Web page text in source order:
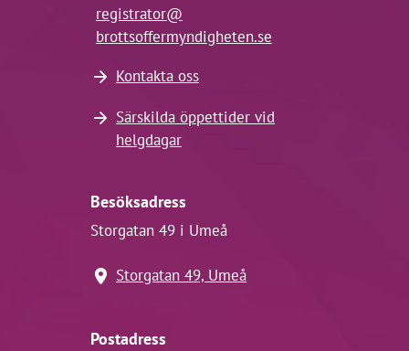
registrator@
brottsoffermyndigheten.se
Kontakta oss
Särskilda öppettider vid
helgdagar
Besöksadress
Storgatan 49 i Umeå
Storgatan 49, Umeå
Postadress